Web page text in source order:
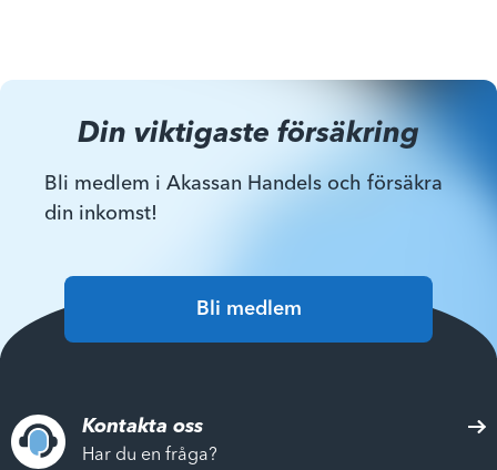
Din viktigaste försäkring
Bli medlem i Akassan Handels och försäkra
din inkomst!
Bli medlem
Kontakta oss
Har du en fråga?